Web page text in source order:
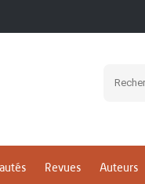
Revues Auteurs